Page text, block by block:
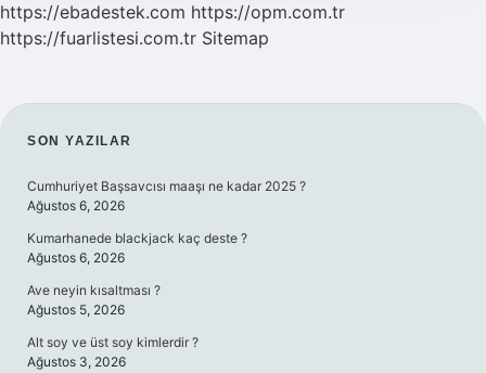
https://ebadestek.com https://opm.com.tr
https://fuarlistesi.com.tr Sitemap
SIDEBAR
SON YAZILAR
Cumhuriyet Başsavcısı maaşı ne kadar 2025 ?
Ağustos 6, 2026
Kumarhanede blackjack kaç deste ?
Ağustos 6, 2026
Ave neyin kısaltması ?
Ağustos 5, 2026
Alt soy ve üst soy kimlerdir ?
Ağustos 3, 2026